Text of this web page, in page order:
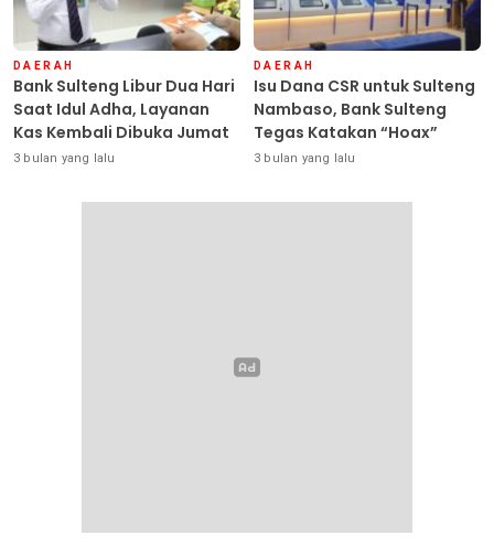
DAERAH
Bank Sulteng Libur Dua Hari
Saat Idul Adha, Layanan
Kas Kembali Dibuka Jumat
3 bulan yang lalu
DAERAH
Isu Dana CSR untuk Sulteng
Nambaso, Bank Sulteng
Tegas Katakan “Hoax”
3 bulan yang lalu